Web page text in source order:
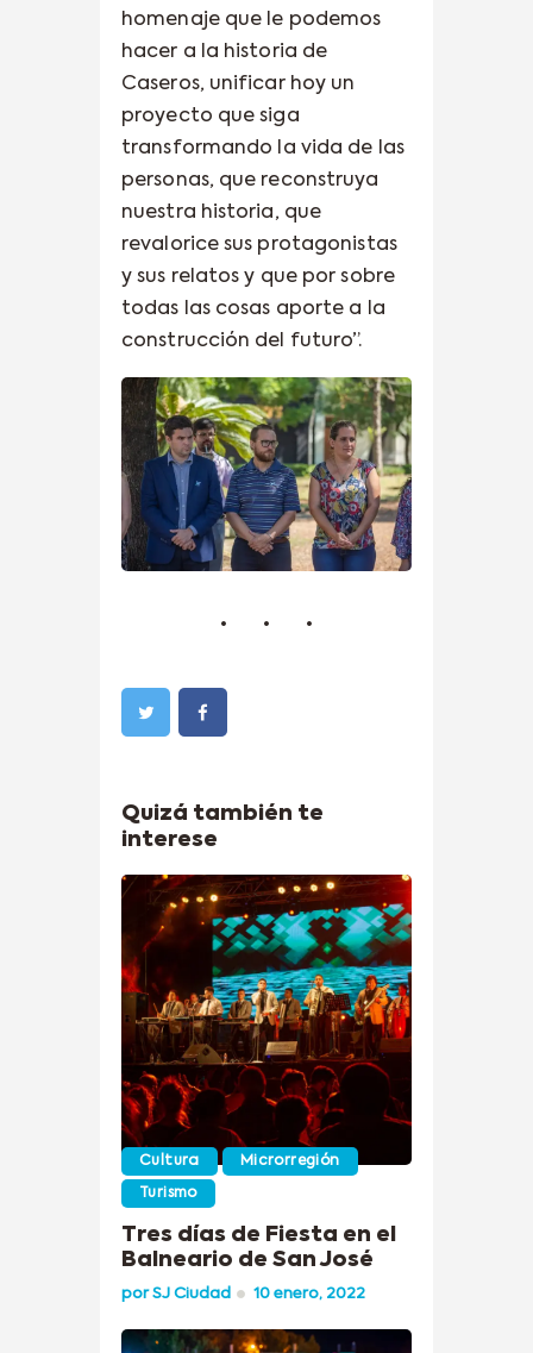
homenaje que le podemos
hacer a la historia de
Caseros, unificar hoy un
proyecto que siga
transformando la vida de las
personas, que reconstruya
nuestra historia, que
revalorice sus protagonistas
y sus relatos y que por sobre
todas las cosas aporte a la
construcción del futuro”.
Quizá también te
interese
Cultura Microrregión
Turismo
Tres días de Fiesta en el
Balneario de San José
porSJ Ciudad 10 enero, 2022